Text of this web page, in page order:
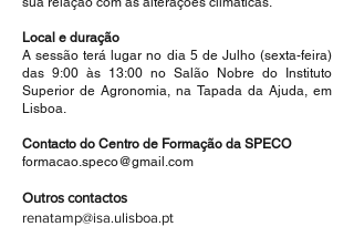
Local e duração
A sessão terá lugar no dia 5 de Julho (sexta-feira)
das 9:00 às 13:00 no Salão Nobre do Instituto
Superior de Agronomia, na Tapada da Ajuda, em
Lisboa.
Contacto do Centro de Formação da SPECO
formacao.speco@gmail.com
Outros contactos
renatamp@isa.ulisboa.pt